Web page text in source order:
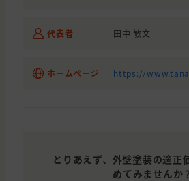
千葉県
外壁の塗装,
千葉県
千葉市
外壁と屋根
代表者 田中 敏文
ホームページ https://
とりあえず、外壁塗装の適正
めてみませんか